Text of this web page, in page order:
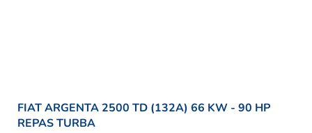
FIAT ARGENTA 2500 TD (132A) 66 KW - 90 HP
REPAS TURBA